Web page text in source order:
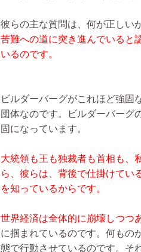
彼らの主な質問は、何が正しい
苦難への道に突き進んでいると
いるのです。
ビルダーバーグがこれほど強固
団体なのです。ビルダーバーグ
固になっています。
大統領も王も独裁者も首相も、
ら、彼らは、背後で仕掛けてい
を知っているからです。
世界経済は全体的に崩壊しつつ
に掴まれているのです。何もの
態で行動させているのです。そ